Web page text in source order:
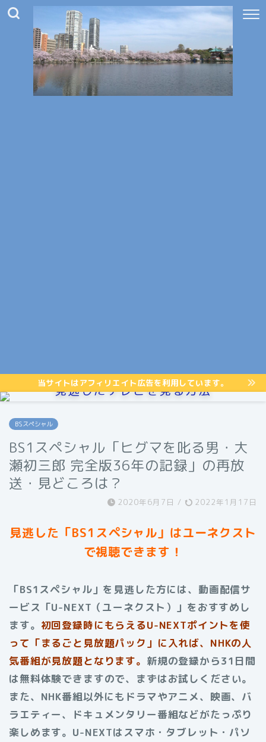
当サイトはアフィリエイト広告を利用しています。
見逃したテレビを見る方法
BSスペシャル
BS1スペシャル「ヒグマを叱る男・大
瀬初三郎 完全版36年の記録」の再放
送・見どころは？
2020年6月7日 / 2022年1月17日
見逃した「BS1スペシャル」はユーネクスト
で視聴できます！
「BS1スペシャル」を見逃した方には、動画配信サ
ービス「U-NEXT（ユーネクスト）」をおすすめし
ます。 初回登録時にもらえるU-NEXTポイントを使
って「まるごと見放題パック」に入れば、NHKの人
気番組が見放題となります。 新規の登録から31日間
は無料体験できますので、まずはお試しください。
また、NHK番組以外にもドラマやアニメ、映画、バ
ラエティー、ドキュメンタリー番組などがたっぷり
楽しめます。 U-NEXTはスマホ・タブレット・パソ